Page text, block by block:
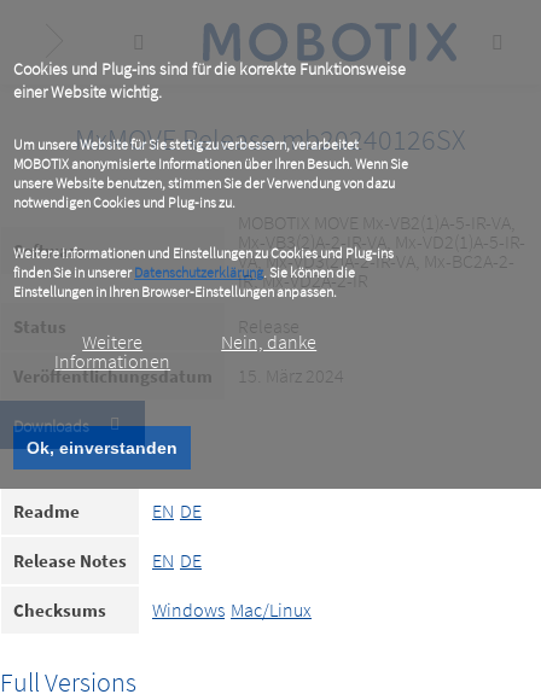
Cookies und Plug-ins sind für die korrekte Funktionsweise
einer Website wichtig.
Um unsere Website für Sie stetig zu verbessern, verarbeitet
MOBOTIX anonymisierte Informationen über Ihren Besuch. Wenn Sie
unsere Website benutzen, stimmen Sie der Verwendung von dazu
notwendigen Cookies und Plug-ins zu.
Weitere Informationen und Einstellungen zu Cookies und Plug-ins
finden Sie in unsererDatenschutzerklärung. Sie können die
Einstellungen in Ihren Browser-Einstellungen anpassen.
Weitere
Informationen
Nein, danke
Ok, einverstanden
content
MxMOVE Release mb20240126SX
Software
MOBOTIX MOVE Mx-VB2(1)A-5-IR-VA,
Mx-VB3(2)A-2-IR-VA, Mx-VD2(1)A-5-IR-
VA, Mx-VD3(2)A-2-IR-VA, Mx-BC2A-2-
IR, Mx-VD2A-2-IR
Status Release
Veröffentlichungsdatum 15. März 2024
Downloads
Readme EN DE
Release Notes EN DE
Checksums Windows Mac/Linux
Full Versions